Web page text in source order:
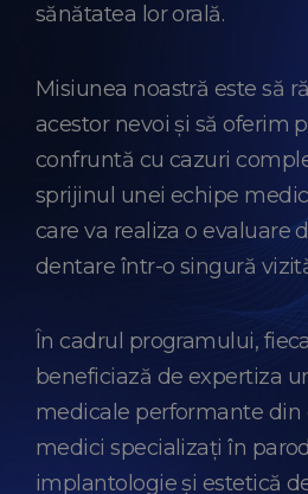
sănătatea lor orală.
Misiunea noastră este să
acestor nevoi și să oferim
confruntă cu cazuri
sprijinul unei echipe
care va realiza o evaluare
dentare într-o singură
În cadrul programului,
beneficiază de expertiza
medicale performante din
medici specializați în
implantologie și estetică